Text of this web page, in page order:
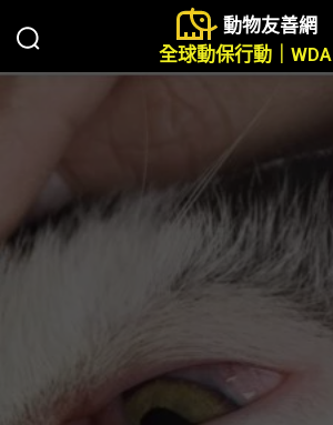
動物友善網
全球動保行動｜WDA